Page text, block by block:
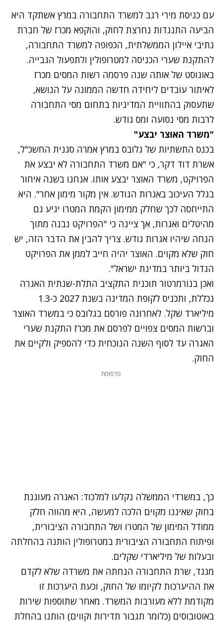
עם כניסת מירי רגב למשרד התחבורה במרץ אשתקד היא
הביעה התנגדות נחרצת לחוק, והוקפא מכרז של חברת
נתיבי איילון הממשלתית, הכפופה למשרד התחבורה,
להתקנת שערי הכניסה למטרופולין ולתפעול הגבייה.
באוגוסט של אותה שנה פרסמה רשות המסים מכרז
לאיתור עובדים ליחידה חדשה הממונה על הנושא,
שתעסוק בהתוויית המדיניות בתחום מסי התחבורה
לרבות מסי נסועה ומס גודש.
"משרד האוצר יבצע"
בכנס התשתיות של גלובס במרץ אמרה סגנית החשכ"ל,
אשרת דוד דקר, כי "אם משרד התחבורה לא יבצע את
הפרויקט, משרד האוצר יבצע אותו. אנחנו בשנה איחור
בגלל העיכוב באגרות הגודש. אין מקור מימון אחר". היא
התייחסה לכך שחלק ממימון הקמת המטרו יגיע גם
מהיטלים ואגרות, אך ציינה כי "הפרויקט נבנה מתוך
הנחה שיהיו אגרות גודש. צריך להבין את הדבר הזה, יש
חוק שלא מקוים. האוצר יהיה חייב לממן את הפרויקט
הגדול ביותר במדינת ישראל".
ואכן בנורמרטור תוכנית התקציב התלת-שנתית האגרה
נכללת, ותכניס לקופת המדינה בשנת 2027 כ-1.3
מיליארד שקל. לאחרונה פורסם בגלובס כי במשרד האוצר
וברשות המסים צפויים לפרסם את מכרז התקנת שערי
האגרה עד לסוף השנה הנוכחית כדי להספיק ולקיים את
החוק.
פרסומת
כך, במשרדי הממשלה נקלעו למלכוד: האגרה מעוגנת
בחוק שאיננו מקוים הלכה למעשה, היא מהווה חלק
ממודל המימון של המטרו ושל התחבורה הציבורית,
ופיתוח התחבורה הציבורית במטרופולין הותנה בהחלתה
ובעלות של מיליארדי שקלים.
מנגד, שרת התחבורה הנחתה את משרדה שלא לקדם
את ההיערכות לקיומו של החוק, וכעת היערכות זו
מקודמת ללא מעורבות המשרד. מאחר שתוספות שירות
באוטובוסים (כלומר תגבור תדירות וקווים) הותנו בהחלת